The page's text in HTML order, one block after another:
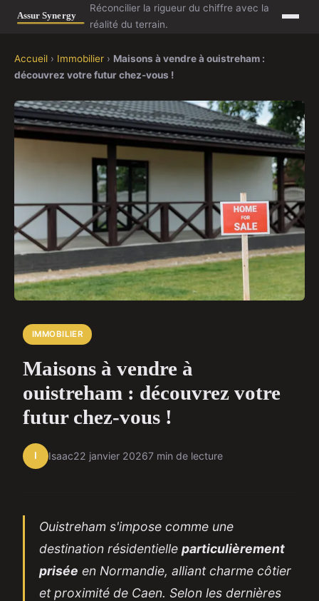
Réconcilier la rigueur du chiffre avec la
réalité du terrain.
Accueil › Immobilier › Maisons à vendre à ouistreham :
découvrez votre futur chez-vous !
IMMOBILIER
Maisons à vendre à
ouistreham : découvrez votre
futur chez-vous !
I Isaac22 janvier 20267 min de lecture
Ouistreham s'impose comme une
destination résidentielle particulièrement
prisée en Normandie, alliant charme côtier
et proximité de Caen. Selon les dernières